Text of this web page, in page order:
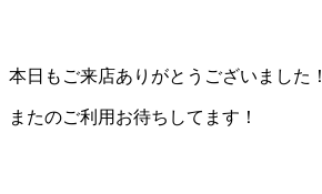
本日もご来店ありがとうございました！
またのご利用お待ちしてます！